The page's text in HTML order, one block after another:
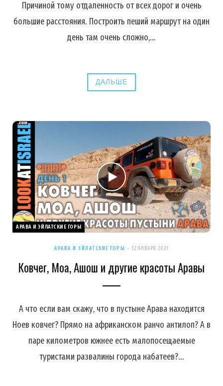
Причиной тому отдаленность от всех дорог и очень
большие расстояния. Построить пеший маршрут на один
день там очень сложно,…
ДАЛЬШЕ
АРАВА И ЭЙЛАТСКИЕ ГОРЫ
АРАВА И ЭЙЛАТСКИЕ ГОРЫ 12 ЯНВАРЯ 2021
Ковчег, Моа, Ашош и другие красоты Аравы
А что если вам скажу, что в пустыне Арава находится
Ноев ковчег? Прямо на африканском ранчо антилоп? А в
паре километров южнее есть малопосещаемые
туристами развалины города набатеев?…